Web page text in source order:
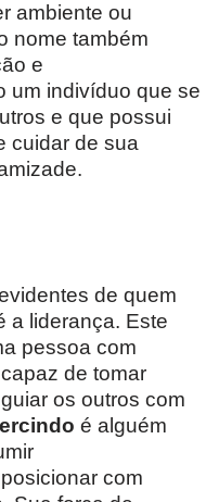
ambiente ou
nome também
e
um indivíduo que se
e que possui
cuidar de sua
de quem
a liderança. Este
pessoa com
de tomar
os outros com
é alguém
com